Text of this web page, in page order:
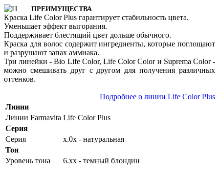
ПРЕИМУЩЕСТВА
Краска Life Color Plus гарантирует стабильность цвета.
Уменьшает эффект выгорания.
Поддерживает блестящий цвет дольше обычного.
Краска для волос содержит ингредиенты, которые поглощают
и разрушают запах аммиака.
Три линейки - Bio Life Color, Life Color Color и Suprema Color -
можно смешивать друг с другом для получения различных
оттенков.
Подробнее о линии Life Color Plus
Линии
Линии Farmavita Life Color Plus
Серия
Серия
х.0х - натуральная
Тон
Уровень тона
6.хх - темный блондин